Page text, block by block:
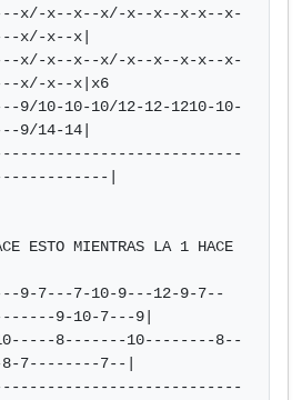
x/-x--x--x/-x--x--x-x--x-
x/-x--x|
x/-x--x--x/-x--x--x-x--x-
x/-x--x|x6
9/10-10-10/12-12-1210-10-
9/14-14|
|
ESTO MIENTRAS LA 1 HACE
9-7---7-10-9---12-9-7--
9-10-7---9|
8-------10--------8--
7--------7--|